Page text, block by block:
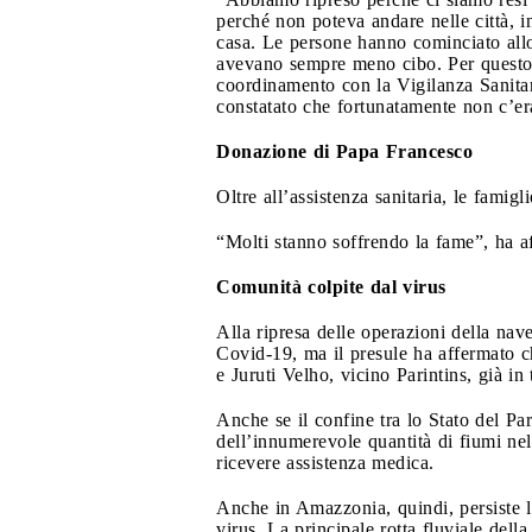
perché non poteva andare nelle città,
casa. Le persone hanno cominciato
avevano sempre meno cibo. Per
coordinamento con la Vigilanza
constatato che fortunatamente non
Donazione di Papa Francesco
Oltre all’assistenza sanitaria, le
“Molti stanno soffrendo la fame”, ha
Comunità colpite dal virus
Alla ripresa delle operazioni della
Covid-19, ma il presule ha affermato
e Juruti Velho, vicino Parintins, già in
Anche se il confine tra lo Stato del
dell’innumerevole quantità di fiumi
ricevere assistenza medica.
Anche in Amazzonia, quindi, persiste